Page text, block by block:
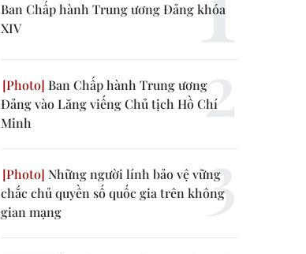
Ban Chấp hành Trung ương Đảng khóa
XIV
Ban Chấp hành Trung ương
Đảng vào Lăng viếng Chủ tịch Hồ Chí
Minh
Những người lính bảo vệ vững
chắc chủ quyền số quốc gia trên không
gian mạng